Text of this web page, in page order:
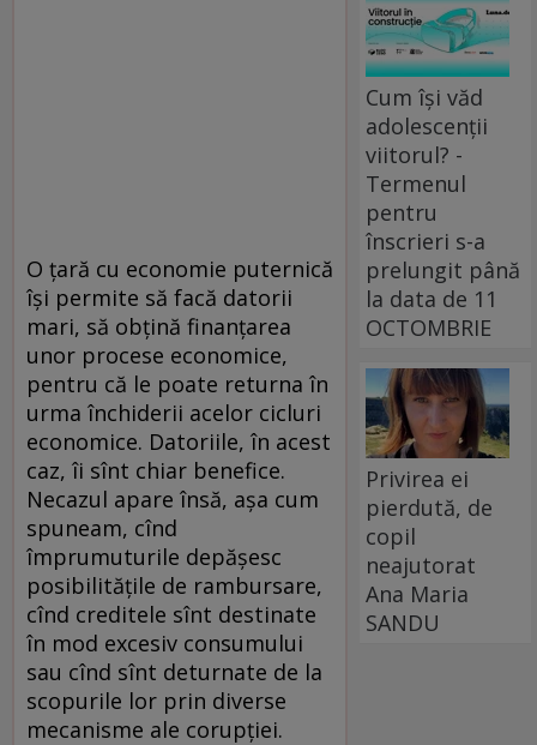
O ţară cu economie puternică
îşi permite să facă datorii
mari, să obţină finanţarea
unor procese economice,
pentru că le poate returna în
urma închiderii acelor cicluri
economice. Datoriile, în acest
caz, îi sînt chiar benefice.
Necazul apare însă, aşa cum
spuneam, cînd
împrumuturile depăşesc
posibilităţile de rambursare,
cînd creditele sînt destinate
în mod excesiv consumului
sau cînd sînt deturnate de la
scopurile lor prin diverse
mecanisme ale corupţiei.
Cum își văd
adolescenții
viitorul? -
Termenul
pentru
înscrieri s-a
prelungit până
la data de 11
OCTOMBRIE
Privirea ei
pierdută, de
copil
neajutorat
Ana Maria
SANDU